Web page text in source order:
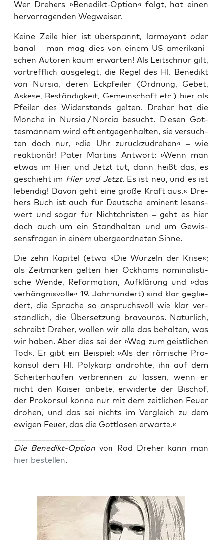
Wer Dre­hers »Bene­dikt-Opti­on« folgt, hat einen
her­vor­ra­gen­den Wegweiser.
Kei­ne Zei­le hier ist über­spannt, lar­moy­ant oder
banal – man mag dies von einem US-ame­ri­ka­ni­
schen Autoren kaum erwar­ten! Als Leit­schnur gilt,
vor­treff­lich aus­ge­legt, die Regel des Hl. Bene­dikt
von Nur­sia, deren Eck­pfei­ler (Ord­nung, Gebet,
Aske­se, Bestän­dig­keit, Gemein­schaft etc.) hier als
Pfei­ler des Wider­stands gel­ten. Dre­her hat die
Mön­che in Nur­sia / Nor­cia besucht. Die­sen Got­
tes­män­nern wird oft ent­ge­gen­hal­ten, sie ver­such­
ten doch nur, »die Uhr zurück­zu­dre­hen« – wie
reak­tio­när! Pater Mar­tins Ant­wort: »Wenn man
etwas im Hier und Jetzt tut, dann heißt das, es
geschieht im Hier und Jetzt. Es ist neu, und es ist
leben­dig! Davon geht eine gro­ße Kraft aus.« Dre­
hers Buch ist auch für Deut­sche emi­nent lesens­
wert und sogar für Nicht­chris­ten – geht es hier
doch auch um ein Stand­hal­ten und um Gewis­
sens­fra­gen in einem über­ge­ord­ne­ten Sinne.
Die zehn Kapi­tel (etwa »Die Wur­zeln der Kri­se«;
als Zeit­mar­ken gel­ten hier Ock­hams nomi­na­lis­ti­
sche Wen­de, Refor­ma­ti­on, Auf­klä­rung und »das
ver­häng­nis­vol­le« 19. Jahr­hun­dert) sind klar geglie­
dert, die Spra­che so anspruchs­voll wie klar ver­
ständ­lich, die Über­set­zung bra­vou­rös. Natür­lich,
schreibt Dre­her, wol­len wir alle das behal­ten, was
wir haben. Aber dies sei der »Weg zum geist­li­chen
Tod«. Er gibt ein Bei­spiel: »Als der römi­sche Pro­
kon­sul dem Hl. Poly­karp androh­te, ihn auf dem
Schei­ter­hau­fen ver­bren­nen zu las­sen, wenn er
nicht den Kai­ser anbe­te, erwi­der­te der Bischof,
der Pro­kon­sul kön­ne nur mit dem zeit­li­chen Feu­er
dro­hen, und das sei nichts im Ver­gleich zu dem
ewi­gen Feu­er, das die Gott­lo­sen erwarte.«
Die Bene­dikt-Opti­on von Rod Dre­her kann man
hier bestel­len.